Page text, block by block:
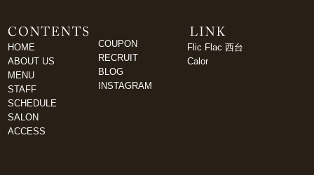
HOME
ABOUT US
MENU
STAFF
SCHEDULE
SALON
ACCESS
COUPON
RECRUIT
BLOG
INSTAGRAM
Flic Flac 西台
Calor